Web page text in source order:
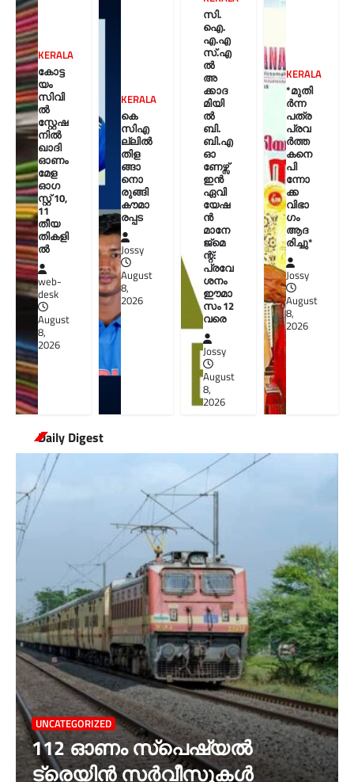
KERALA
കോട്ട
യം
സിവി
ൽ
സ്റ്റേഷ
നിൽ
ഖാദി
ഓണം
മേള
ഓഗ
സ്റ്റ് 10,
11
തീയ
തികളി
ല്‍
web-
desk
August
8,
2026
KERALA
കെ
സിഎ
ല്ലിൽ
തിള
ങ്ങാ
നൊ
രുങ്ങി
കൗമാ
രപ്പട
Jossy
August
8,
2026
സി.
ഐ.
എ.എ
സ്.എ
ൽ
അ
ക്കാദ
മിയി
ൽ
ബി.
ബി.എ
ഓ
ണേഴ്സ്
ഇൻ
ഏവി
യേഷ
ൻ
മാനേ
ജ്മെ
ന്റ്:
പ്രവേ
ശനം
ഈമാ
സം 12
വരെ
Jossy
August
8,
2026
KERALA
*മുതി
ർന്ന
പത്ര
പ്രവ
ർത്ത
കനെ
പി
ന്നോ
ക്ക
വിഭാ
ഗം
ആദ
രിച്ചു*
Jossy
August
8,
2026
Daily Digest
UNCATEGORIZED
112 ഓണം സ്പെഷ്യൽ
ട്രെയിൻ സർവീസുകൾ